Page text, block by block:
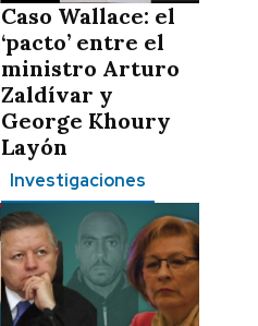
Caso Wallace: el
‘pacto’ entre el
ministro Arturo
Zaldívar y
George Khoury
Layón
Investigaciones